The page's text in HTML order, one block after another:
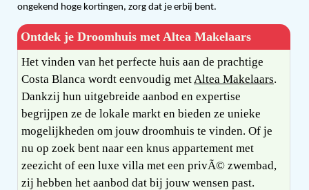
ongekend hoge kortingen, zorg dat je erbij bent.
Ontdek je Droomhuis met Altea Makelaars
Het vinden van het perfecte huis aan de prachtige
Costa Blanca wordt eenvoudig met Altea Makelaars.
Dankzij hun uitgebreide aanbod en expertise
begrijpen ze de lokale markt en bieden ze unieke
mogelijkheden om jouw droomhuis te vinden. Of je
nu op zoek bent naar een knus appartement met
zeezicht of een luxe villa met een privÃ© zwembad,
zij hebben het aanbod dat bij jouw wensen past.